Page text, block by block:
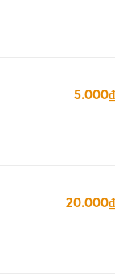
5.000₫
20.000₫